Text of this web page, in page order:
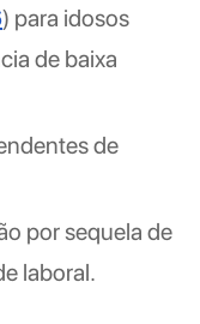
) para idosos
de baixa
de
por sequela de
laboral.